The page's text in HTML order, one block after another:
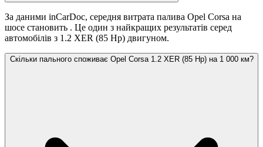
За даними inCarDoc, середня витрата палива Opel Corsa на
шосе становить . Це один з найкращих результатів серед
автомобілів з 1.2 XER (85 Hp) двигуном.
Скільки пального споживає Opel Corsa 1.2 XER (85 Hp) на 1 000 км?